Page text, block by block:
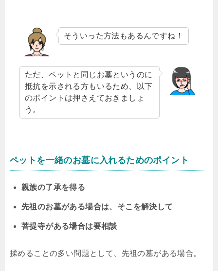
そういった方法もあるんですね！
ただ、ペットと同じお墓というのに
抵抗を示される方もいるため、以下
のポイントは押さえておきましょ
う。
ペットを一緒のお墓に入れるためのポイント
親族の了承を得る
先祖のお墓がある場合は、そこを解決して
菩提寺がある場合は要相談
揉めることの多い問題として、先祖の墓がある場合。